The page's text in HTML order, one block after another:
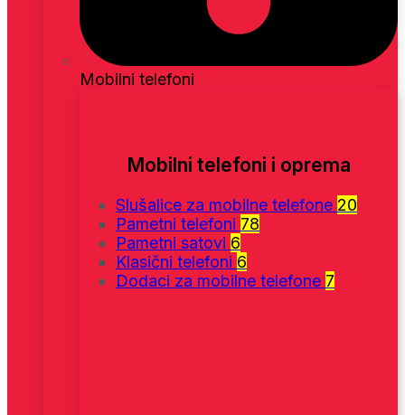
Mobilni telefoni
Mobilni telefoni i oprema
Slušalice za mobilne telefone 20
Pametni telefoni 78
Pametni satovi 6
Klasični telefoni 6
Dodaci za mobilne telefone 7